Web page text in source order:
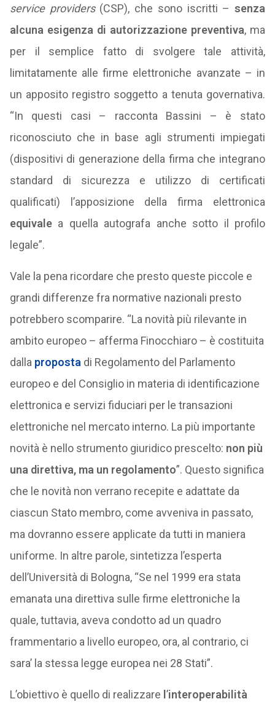
service providers(CSP), che sono iscritti – senza
alcuna esigenza di autorizzazione preventiva, ma
per il semplice fatto di svolgere tale attività,
limitatamente alle firme elettroniche avanzate – in
un apposito registro soggetto a tenuta governativa.
“In questi casi – racconta Bassini – è stato
riconosciuto che in base agli strumenti impiegati
(dispositivi di generazione della firma che integrano
standard di sicurezza e utilizzo di certificati
qualificati) l’apposizione della firma elettronica
equivalea quella autografa anche sotto il profilo
legale”.
Vale la pena ricordare che presto queste piccole e
grandi differenze fra normative nazionali presto
potrebbero scomparire. “La novità più rilevante in
ambito europeo – afferma Finocchiaro – è costituita
dalla proposta di Regolamento del Parlamento
europeo e del Consiglio in materia di identificazione
elettronica e servizi fiduciari per le transazioni
elettroniche nel mercato interno. La più importante
novità è nello strumento giuridico prescelto: non più
una direttiva, ma un regolamento”. Questo significa
che le novità non verrano recepite e adattate da
ciascun Stato membro, come avveniva in passato,
ma dovranno essere applicate da tutti in maniera
uniforme. In altre parole, sintetizza l’esperta
dell’Università di Bologna, “Se nel 1999 era stata
emanata una direttiva sulle firme elettroniche la
quale, tuttavia, aveva condotto ad un quadro
frammentario a livello europeo, ora, al contrario, ci
sara’ la stessa legge europea nei 28 Stati”.
L’obiettivo è quello di realizzare ’interoperabilità